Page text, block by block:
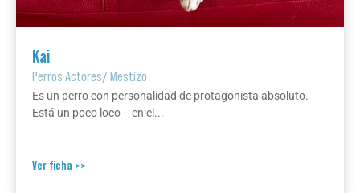
Kai
Perros Actores/Mestizo
Es un perro con personalidad de protagonista absoluto.
Está un poco loco —en el...
Ver ficha >>